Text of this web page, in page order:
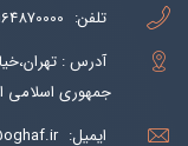
تلفن:
آدرس :
جمهوری اسلامی
ایمیل: